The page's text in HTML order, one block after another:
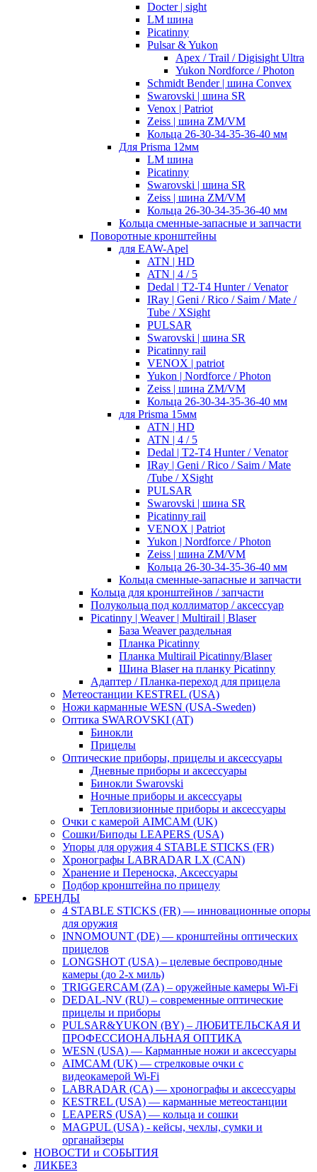
Docter | sight
LM шина
Picatinny
Pulsar & Yukon
Apex / Trail / Digisight Ultra
Yukon Nordforce / Photon
Schmidt Bender | шина Convex
Swarovski | шина SR
Venox | Patriot
Zeiss | шина ZM/VM
Кольца 26-30-34-35-36-40 мм
Для Prisma 12мм
LM шина
Picatinny
Swarovski | шина SR
Zeiss | шина ZM/VM
Кольца 26-30-34-35-36-40 мм
Кольца сменные-запасные и запчасти
Поворотные кронштейны
для EAW-Apel
ATN | HD
ATN | 4 / 5
Dedal | T2-T4 Hunter / Venator
IRay | Geni / Rico / Saim / Mate /
Tube / XSight
PULSAR
Swarovski | шина SR
Picatinny rail
VENOX | patriot
Yukon | Nordforce / Photon
Zeiss | шина ZM/VM
Кольца 26-30-34-35-36-40 мм
для Prisma 15мм
ATN | HD
ATN | 4 / 5
Dedal | T2-T4 Hunter / Venator
IRay | Geni / Rico / Saim / Mate
/Tube / XSight
PULSAR
Swarovski | шина SR
Picatinny rail
VENOX | Patriot
Yukon | Nordforce / Photon
Zeiss | шина ZM/VM
Кольца 26-30-34-35-36-40 мм
Кольца сменные-запасные и запчасти
Кольца для кронштейнов / запчасти
Полукольца под коллиматор / аксессуар
Picatinny | Weaver | Multirail | Blaser
База Weaver раздельная
Планка Picatinny
Планка Multirail Picatinny/Blaser
Шина Blaser на планку Picatinny
Адаптер / Планка-переход для прицела
Метеостанции KESTREL (USA)
Ножи карманные WESN (USA-Sweden)
Оптика SWAROVSKI (AT)
Бинокли
Прицелы
Оптические приборы, прицелы и аксессуары
Дневные приборы и аксессуары
Бинокли Swarovski
Ночные приборы и аксессуары
Тепловизионные приборы и аксессуары
Очки с камерой AIMCAM (UK)
Сошки/Биподы LEAPERS (USA)
Упоры для оружия 4 STABLE STICKS (FR)
Хронографы LABRADAR LX (CAN)
Хранение и Переноска, Аксессуары
Подбор кронштейна по прицелу
БРЕНДЫ
4 STABLE STICKS (FR) — инновационные опоры
для оружия
INNOMOUNT (DE) — кронштейны оптических
прицелов
LONGSHOT (USA) – целевые беспроводные
камеры (до 2-х миль)
TRIGGERCAM (ZA) – оружейные камеры Wi-Fi
DEDAL-NV (RU) – современные оптические
прицелы и приборы
PULSAR&YUKON (BY) – ЛЮБИТЕЛЬСКАЯ И
ПРОФЕССИОНАЛЬНАЯ ОПТИКА
WESN (USA) — Карманные ножи и аксессуары
AIMCAM (UK) — стрелковые очки с
видеокамерой Wi-Fi
LABRADAR (CA) — хронографы и аксессуары
KESTREL (USA) — карманные метеостанции
LEAPERS (USA) — кольца и сошки
MAGPUL (USA) - кейсы, чехлы, сумки и
органайзеры
НОВОСТИ и СОБЫТИЯ
ЛИКБЕЗ